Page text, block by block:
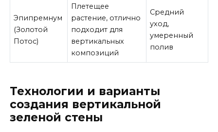
Эпипремнум
(Золотой
Потос)
Плетещее
растение, отлично
подходит для
вертикальных
композиций
Средний
уход,
умеренный
полив
Технологии и варианты
создания вертикальной
зеленой стены